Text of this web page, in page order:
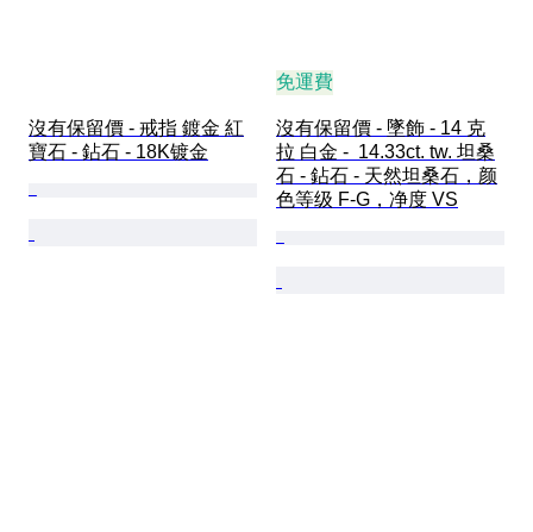
沒有保留價 - 戒指 鍍金 紅
寶石 - 鉆石 - 18K镀金
免運費
沒有保留價 - 墜飾 - 14 克
拉 白金 -  14.33ct. tw. 坦桑
石 - 鉆石 - 天然坦桑石，颜
色等级 F-G，净度 VS